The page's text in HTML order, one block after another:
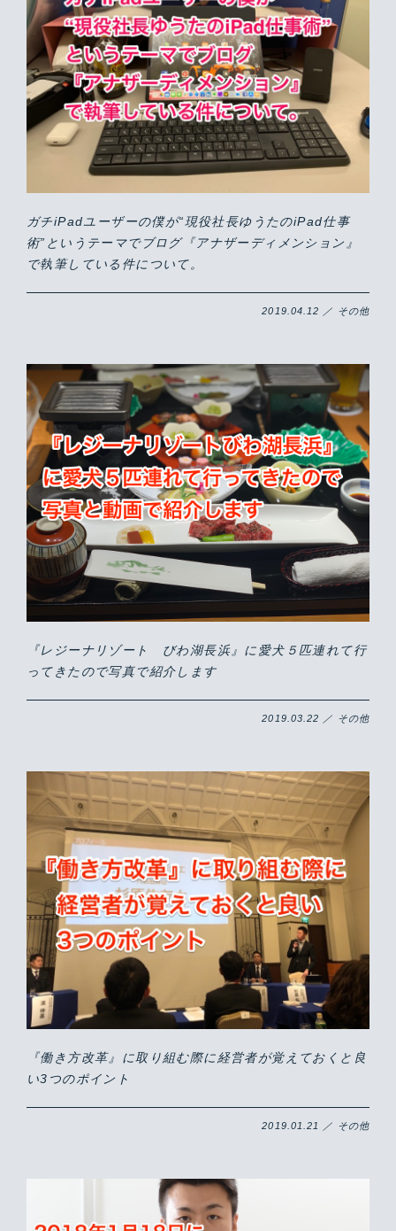
ガチiPadユーザーの僕が“現役社長ゆうたのiPad仕事
術”というテーマでブログ『アナザーディメンション』
で執筆している件について。
2019.04.12 ／ その他
『レジーナリゾート びわ湖長浜』に愛犬５匹連れて行
ってきたので写真で紹介します
2019.03.22 ／ その他
『働き方改革』に取り組む際に経営者が覚えておくと良
い3つのポイント
2019.01.21 ／ その他